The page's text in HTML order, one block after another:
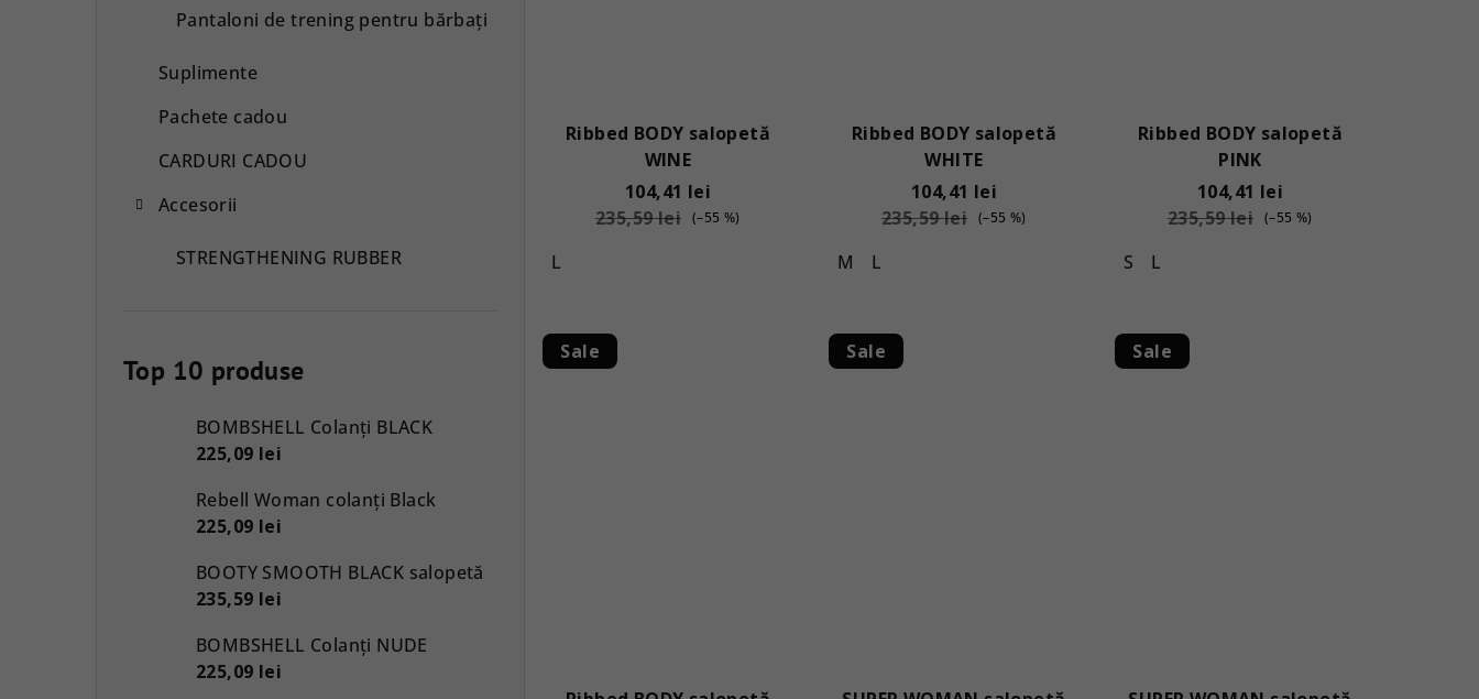
Pantaloni de trening pentru bărbați
Suplimente
Pachete cadou
CARDURI CADOU
Accesorii
STRENGTHENING RUBBER
Top 10 produse
BOMBSHELL Colanți BLACK
225,09 lei
Rebell Woman colanți Black
225,09 lei
BOOTY SMOOTH BLACK salopetă
235,59 lei
BOMBSHELL Colanți NUDE
225,09 lei
Ribbed BODY salopetă
WINE
104,41 lei
235,59 lei (–55 %)
L
Ribbed BODY salopetă
WHITE
104,41 lei
235,59 lei (–55 %)
M L
Ribbed BODY salopetă
PINK
104,41 lei
235,59 lei (–55 %)
S L
Sale Sale Sale